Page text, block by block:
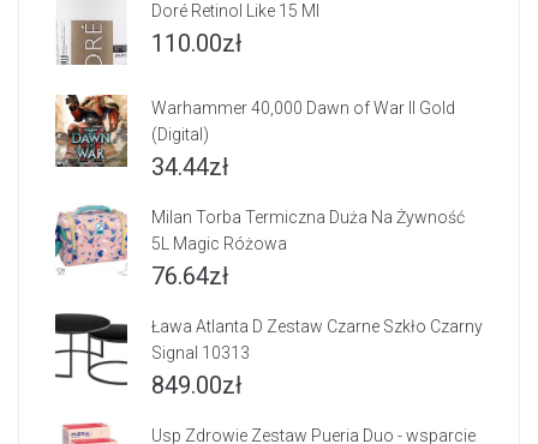
Doré Retinol Like 15 Ml
110.00zł
Warhammer 40,000 Dawn of War II Gold
(Digital)
34.44zł
Milan Torba Termiczna Duża Na Żywność
5L Magic Różowa
76.64zł
Ława Atlanta D Zestaw Czarne Szkło Czarny
Signal 10313
849.00zł
Usp Zdrowie Zestaw Pueria Duo - wsparcie